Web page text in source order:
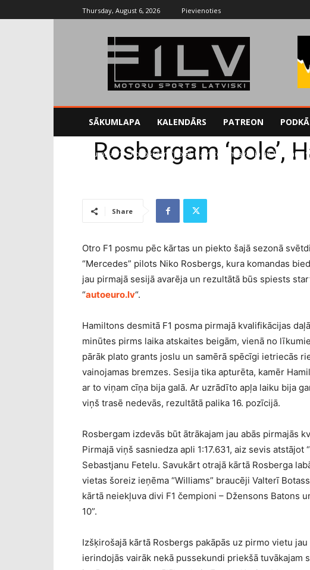
Thursday, August 6, 2026 Pievienoties
SĀKUMLAPA KALENDĀRS PATREON
Sākums F1 Rosbergam 'pole', Hamiltonam avārija un 16. starta
Rosbergam
Share
Otro F1 posmu pēc kārtas un piekto šajā sezonā
“Mercedes” pilots Niko Rosbergs, kura komandas
jau pirmajā sesijā avarēja un rezultātā būs spiests
“autoeuro.lv“.
Hamiltons desmitā F1 posma pirmajā kvalifikācijas
minūtes pirms laika atskaites beigām, vienā no
pārāk plato grants joslu un samērā spēcīgi ietriecās
vainojamas bremzes. Sesija tika apturēta, kamēr
ar to viņam cīņa bija galā. Ar uzrādīto apļa laiku bija
viņš trasē nedevās, rezultātā palika 16. pozīcijā.
Rosbergam izdevās būt ātrākajam jau abās pirmajās
Pirmajā viņš sasniedza apli 1:17.631, aiz sevis atstājot
Sebastjanu Fetelu. Savukārt otrajā kārtā Rosberga
vietas šoreiz ieņēma “Williams” braucēji Valterī
kārtā neiekļuva divi F1 čempioni – Džensons Batons
10”.
Izšķirošajā kārtā Rosbergs pakāpās uz pirmo vietu
ierindojās vairāk nekā pussekundi priekšā tuvākajam